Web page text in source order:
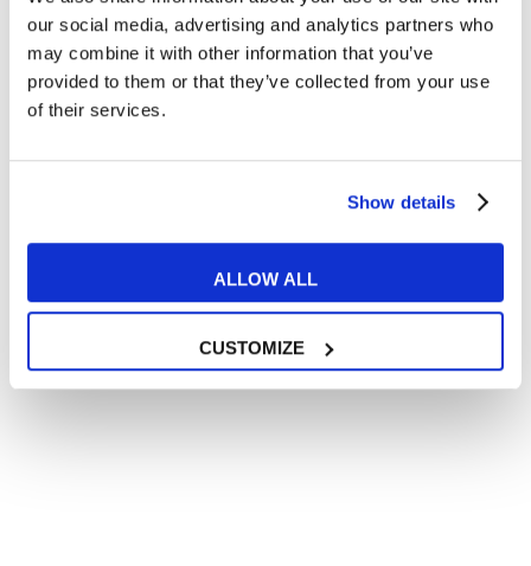
our social media, advertising and analytics partners who
may combine it with other information that you’ve
provided to them or that they’ve collected from your use
of their services.
Show details
ALLOW ALL
CUSTOMIZE
27